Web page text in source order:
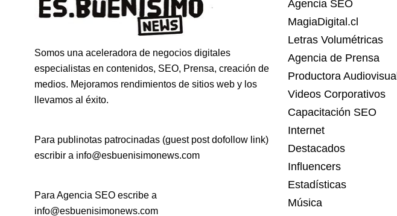
Somos una aceleradora de negocios digitales
especialistas en contenidos, SEO, Prensa, creación de
medios. Mejoramos rendimientos de sitios web y los
llevamos al éxito.
Para publinotas patrocinadas (guest post dofollow link)
escribir a info@esbuenisimonews.com
Para Agencia SEO escribe a
info@esbuenisimonews.com
Agencia SEO
MagiaDigital.cl
Letras Volumétricas
Agencia de Prensa
Productora Audiovisual
Videos Corporativos
Capacitación SEO
Internet
Destacados
Influencers
Estadísticas
Música